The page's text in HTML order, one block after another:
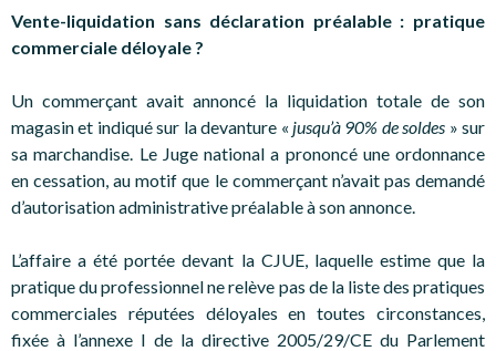
Vente-liquidation sans déclaration préalable : pratique
commerciale déloyale ?
Un commerçant avait annoncé la liquidation totale de son
magasin et indiqué sur la devanture « jusqu’à 90% de soldes » sur
sa marchandise. Le Juge national a prononcé une ordonnance
en cessation, au motif que le commerçant n’avait pas demandé
d’autorisation administrative préalable à son annonce.
L’affaire a été portée devant la CJUE, laquelle estime que la
pratique du professionnel ne relève pas de la liste des pratiques
commerciales réputées déloyales en toutes circonstances,
fixée à l’annexe I de la directive 2005/29/CE du Parlement